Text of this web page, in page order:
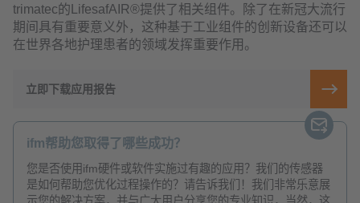
trimatec的LifesafAIR®提供了相关组件。除了在新冠大流行
期间具有重要意义外，这种基于工业组件的创新设备还可以
在世界各地护理患者的领域发挥重要作用。
立即下载应用报告
ifm帮助您取得了哪些成功？
您是否使用ifm硬件或软件实施过有趣的应用？我们的传感器
是如何帮助您优化过程操作的？请告诉我们！我们非常乐意展